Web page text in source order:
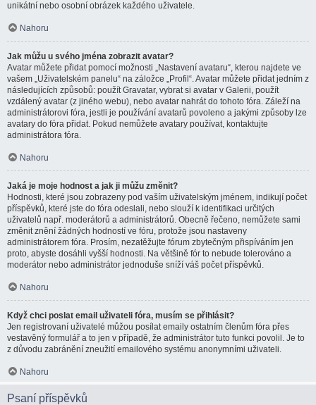
unikátní nebo osobní obrázek každého uživatele.
Nahoru
Jak můžu u svého jména zobrazit avatar?
Avatar můžete přidat pomocí možnosti „Nastavení avataru“, kterou najdete ve
vašem „Uživatelském panelu“ na záložce „Profil“. Avatar můžete přidat jedním z
následujících způsobů: použít Gravatar, vybrat si avatar v Galerii, použít
vzdálený avatar (z jiného webu), nebo avatar nahrát do tohoto fóra. Záleží na
administrátorovi fóra, jestli je používání avatarů povoleno a jakými způsoby lze
avatary do fóra přidat. Pokud nemůžete avatary používat, kontaktujte
administrátora fóra.
Nahoru
Jaká je moje hodnost a jak ji můžu změnit?
Hodnosti, které jsou zobrazeny pod vaším uživatelským jménem, indikují počet
příspěvků, které jste do fóra odeslali, nebo slouží k identifikaci určitých
uživatelů např. moderátorů a administrátorů. Obecně řečeno, nemůžete sami
změnit znění žádných hodností ve fóru, protože jsou nastaveny
administrátorem fóra. Prosím, nezatěžujte fórum zbytečným přispíváním jen
proto, abyste dosáhli vyšší hodnosti. Na většině fór to nebude tolerováno a
moderátor nebo administrátor jednoduše sníží váš počet příspěvků.
Nahoru
Když chci poslat email uživateli fóra, musím se přihlásit?
Jen registrovaní uživatelé můžou posílat emaily ostatním členům fóra přes
vestavěný formulář a to jen v případě, že administrátor tuto funkci povolil. Je to
z důvodu zabránění zneužití emailového systému anonymními uživateli.
Nahoru
Psaní příspěvků